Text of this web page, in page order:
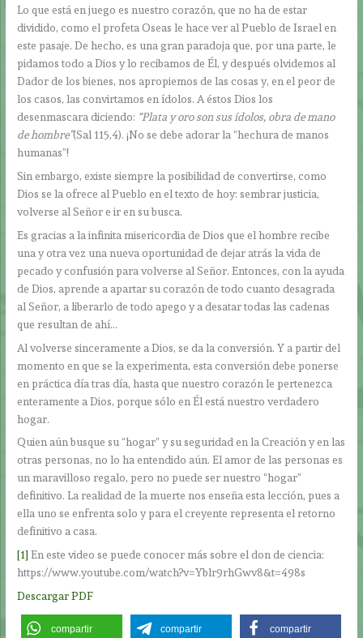
Lo que está en juego es nuestro corazón, que no ha de estar
dividido, como el profeta Oseas le hace ver al Pueblo de Israel en
este pasaje. De hecho, es una gran paradoja que, por una parte, le
pidamos todo a Dios y lo recibamos de Él, y después olvidemos al
Dador de los bienes, nos apropiemos de las cosas y, en el peor de
los casos, las convirtamos en ídolos. A éstos Dios los
desenmascara diciendo: “Plata y oro son sus ídolos, obra de mano
de hombre”(Sal 115,4). ¡No se debe adorar la “hechura de manos
humanas”!
Sin embargo, existe siempre la posibilidad de convertirse, como
Dios se la ofrece al Pueblo en el texto de hoy: sembrar justicia,
volverse al Señor e ir en su busca.
Es gracias a la infinita misericordia de Dios que el hombre recibe
una y otra vez una nueva oportunidad de dejar atrás la vida de
pecado y confusión para volverse al Señor. Entonces, con la ayuda
de Dios, aprende a apartar su corazón de todo cuanto desagrada
al Señor, a liberarlo de todo apego y a desatar todas las cadenas
que resultan de ahí…
Al volverse sinceramente a Dios, se da la conversión. Y a partir del
momento en que se la experimenta, esta conversión debe ponerse
en práctica día tras día, hasta que nuestro corazón le pertenezca
enteramente a Dios, porque sólo en Él está nuestro verdadero
hogar.
Quien aún busque su “hogar” y su seguridad en la Creación y en las
otras personas, no lo ha entendido aún. El amor de las personas es
un maravilloso regalo, pero no puede ser nuestro “hogar”
definitivo. La realidad de la muerte nos enseña esta lección, pues a
ella uno se enfrenta solo y para el creyente representa el retorno
definitivo a casa.
[1] En este video se puede conocer más sobre el don de ciencia:
https://www.youtube.com/watch?v=Yblr9rhGwv8&t=498s
Descargar PDF
compartir compartir compartir